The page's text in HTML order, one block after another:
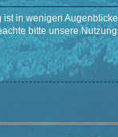
in wenigen
bitte unsere